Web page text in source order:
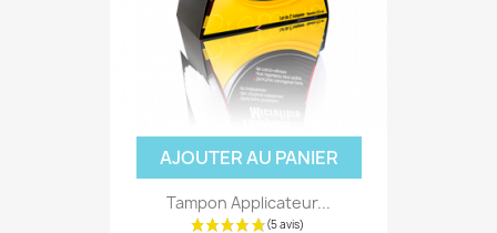
AJOUTER AU PANIER
Tampon Applicateur...